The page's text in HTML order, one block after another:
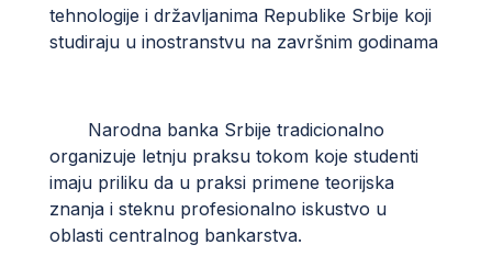
tehnologije i državljanima Republike Srbije koji
studiraju u inostranstvu na završnim godinama
Narodna banka Srbije tradicionalno
organizuje letnju praksu tokom koje studenti
imaju priliku da u praksi primene teorijska
znanja i steknu profesionalno iskustvo u
oblasti centralnog bankarstva.